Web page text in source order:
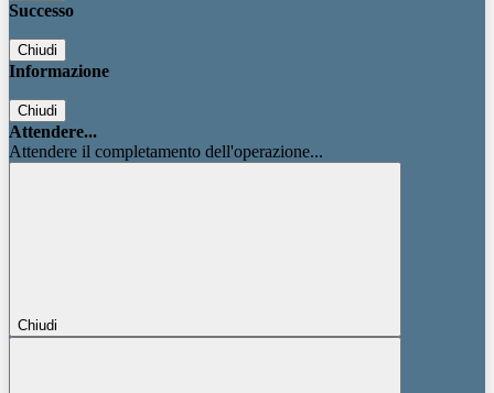
Successo
Chiudi
Informazione
Chiudi
Attendere...
Attendere il completamento dell'operazione...
Chiudi